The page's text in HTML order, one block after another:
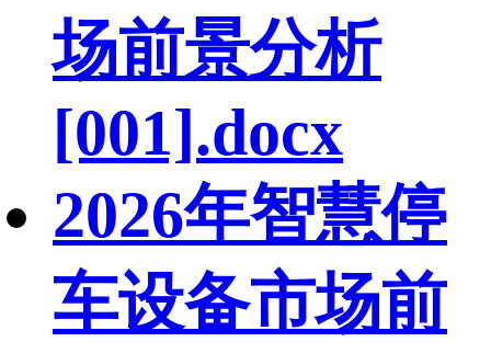
场前景分析
[001].docx
2026年智慧停
车设备市场前